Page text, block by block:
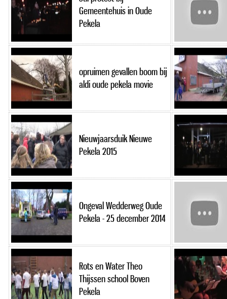
Gemeentehuis in Oude
Pekela
opruimen gevallen boom bij
aldi oude pekela movie
Nieuwjaarsduik Nieuwe
Pekela 2015
Ongeval Wedderweg Oude
Pekela - 25 december 2014
Rots en Water Theo
Thijssen school Boven
Pekela